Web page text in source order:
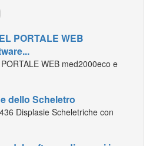
WEB med2000eco e
Displasie Scheletriche con